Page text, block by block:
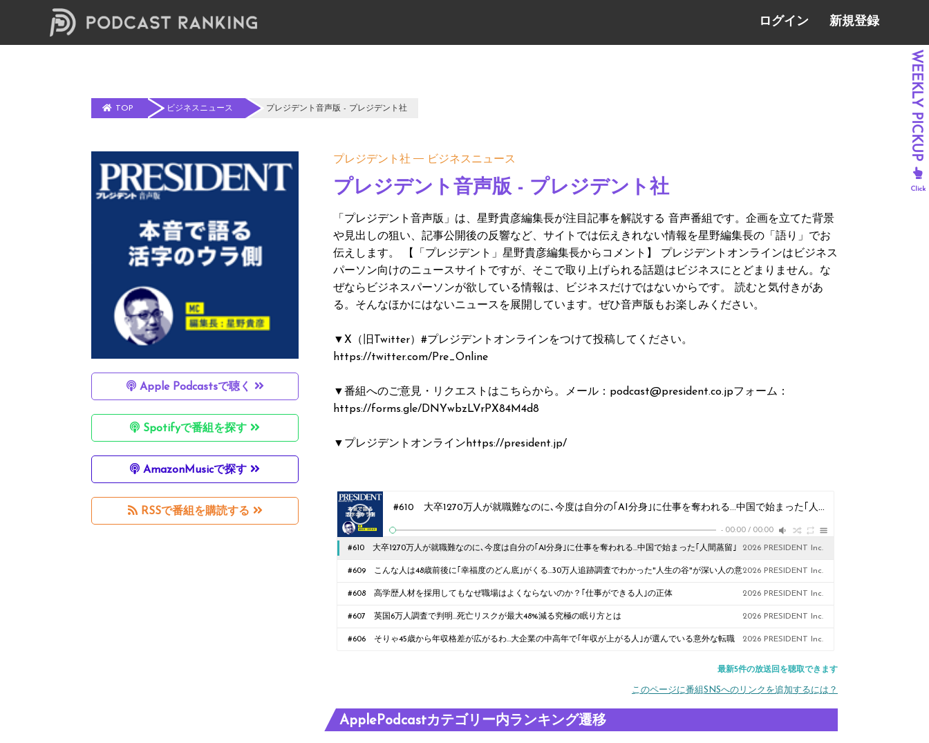
ログイン 新規登録
TOP ビジネスニュース プレジデント音声版 - プレジデント社
Apple Podcastsで聴く
Spotifyで番組を探す
AmazonMusicで探す
RSSで番組を購読する
プレジデント社 ビジネスニュース
プレジデント音声版 - プレジデント社
「プレジデント音声版」は、星野貴彦編集長が注目記事を解説する 音声番組です。企画を立てた背景
や見出しの狙い、記事公開後の反響など、サイトでは伝えきれない情報を星野編集長の「語り」でお
伝えします。 【「プレジデント」星野貴彦編集長からコメント】 プレジデントオンラインはビジネス
パーソン向けのニュースサイトですが、そこで取り上げられる話題はビジネスにとどまりません。な
ぜならビジネスパーソンが欲している情報は、ビジネスだけではないからです。 読むと気付きがあ
る。そんなほかにはないニュースを展開しています。ぜひ音声版もお楽しみください。
▼X（旧Twitter）#プレジデントオンラインをつけて投稿してください。
https://twitter.com/Pre_Online
▼番組へのご意見・リクエストはこちらから。メール：podcast@president.co.jpフォーム：
https://forms.gle/DNYwbzLVrPX84M4d8
▼プレジデントオンラインhttps://president.jp/
#610 大卒1270万人が就職難なのに､今度は自分の｢AI分身｣に仕事を奪われる…中国で始まった｢人間蒸留｣という絶望
- 00:00 / 00:00
#610 大卒1270万人が就職難なのに､今度は自分の｢AI分身｣に仕事を奪われる…中国で始まった｢人間蒸留｣
という絶望
2026 PRESIDENT Inc.
#609 こんな人は48歳前後に｢幸福度のどん底｣がくる…30万人追跡調査でわかった"人生の谷"が深い人の意
外な共通点
2026 PRESIDENT Inc.
#608 高学歴人材を採用してもなぜ職場はよくならないのか？｢仕事ができる人｣の正体 2026 PRESIDENT Inc.
#607 英国6万人調査で判明…死亡リスクが最大48%減る究極の眠り方とは 2026 PRESIDENT Inc.
#606 そりゃ45歳から年収格差が広がるわ…大企業の中高年で｢年収が上がる人｣が選んでいる意外な転職 2026 PRESIDENT Inc.
最新5件の放送回を聴取できます
このページに番組SNSへのリンクを追加するには？
ApplePodcastカテゴリー内ランキング遷移